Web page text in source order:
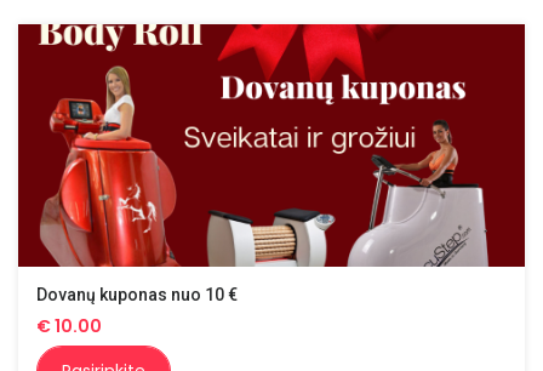
Dovanų kuponas nuo 10 €
€10.00